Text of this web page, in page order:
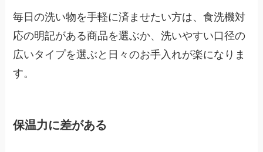
毎日の洗い物を手軽に済ませたい方は、食洗機対
応の明記がある商品を選ぶか、洗いやすい口径の
広いタイプを選ぶと日々のお手入れが楽になりま
す。
保温力に差がある